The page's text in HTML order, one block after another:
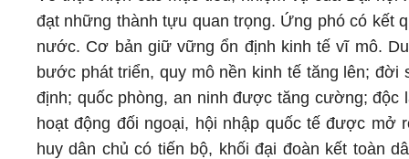
đạt những thành tựu quan trọng. Ứng phó có kết
nước. Cơ bản giữ vững ổn định kinh tế vĩ mô.
bước phát triển, quy mô nền kinh tế tăng lên;
định; quốc phòng, an ninh được tăng cường;
hoạt động đối ngoại, hội nhập quốc tế được
huy dân chủ có tiến bộ, khối đại đoàn kết toàn